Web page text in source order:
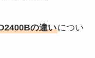
の違いについ